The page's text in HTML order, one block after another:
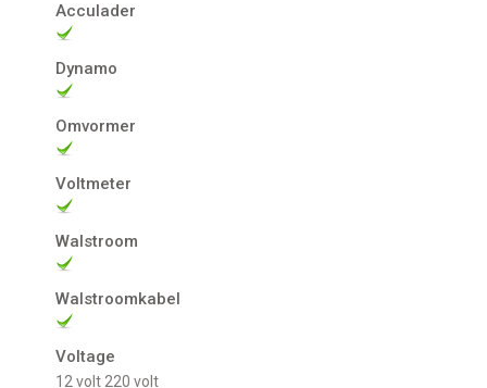
Acculader
Dynamo
Omvormer
Voltmeter
Walstroom
Walstroomkabel
Voltage
12 volt 220 volt